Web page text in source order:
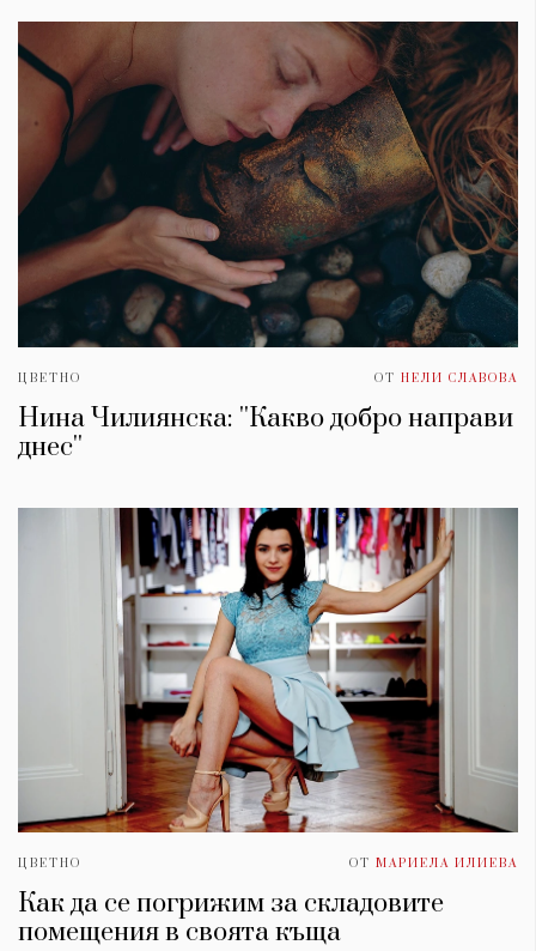
ЦВЕТНО ОТ НЕЛИ СЛАВОВА
Нина Чилиянска: ''Какво добро направи
днес''
ЦВЕТНО ОТ МАРИЕЛА ИЛИЕВА
Как да се погрижим за складовите
помещения в своята къща